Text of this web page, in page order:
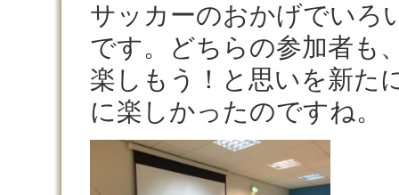
サッカーのおかげでいろ
です。どちらの参加者も
楽しもう！と思いを新た
に楽しかったのですね。